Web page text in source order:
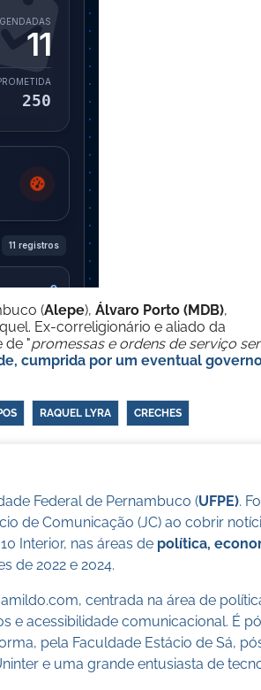
(Alepe), Álvaro Porto (MDB),
Ex-correligionário e aliado da
de "promessas e ordens de serviço
cumprida por um eventual
RAQUEL LYRA CRECHES
Federal de Pernambuco (UFPE).
de Comunicação (JC) ao cobrir
Interior, nas áreas de política,
de 2022 e 2024.
centrada na área de
e acessibilidade comunicacional. É
pela Faculdade Estácio de Sá,
e uma grande entusiasta de